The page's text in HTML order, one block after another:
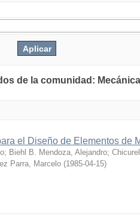
de la comunidad:
el Diseño de Elementos de
; Biehl B. Mendoza, Alejandro;
Parra, Marcelo (1985-04-15)